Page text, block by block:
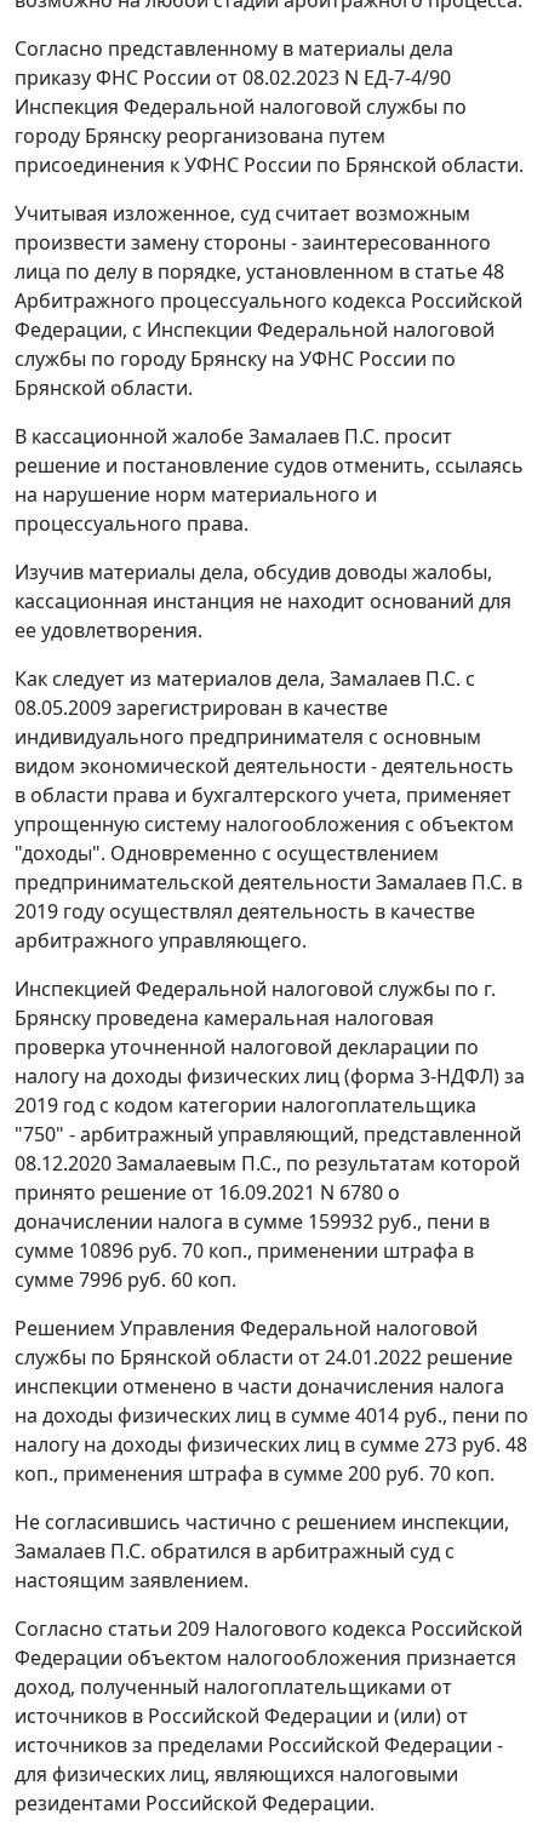
Согласно представленному в материалы дела
приказу ФНС России от 08.02.2023 N ЕД-7-4/90
Инспекция Федеральной налоговой службы по
городу Брянску реорганизована путем
присоединения к УФНС России по Брянской области.
Учитывая изложенное, суд считает возможным
произвести замену стороны - заинтересованного
лица по делу в порядке, установленном в статье 48
Арбитражного процессуального кодекса Российской
Федерации, с Инспекции Федеральной налоговой
службы по городу Брянску на УФНС России по
Брянской области.
В кассационной жалобе Замалаев П.С. просит
решение и постановление судов отменить, ссылаясь
на нарушение норм материального и
процессуального права.
Изучив материалы дела, обсудив доводы жалобы,
кассационная инстанция не находит оснований для
ее удовлетворения.
Как следует из материалов дела, Замалаев П.С. с
08.05.2009 зарегистрирован в качестве
индивидуального предпринимателя с основным
видом экономической деятельности - деятельность
в области права и бухгалтерского учета, применяет
упрощенную систему налогообложения с объектом
"доходы". Одновременно с осуществлением
предпринимательской деятельности Замалаев П.С. в
2019 году осуществлял деятельность в качестве
арбитражного управляющего.
Инспекцией Федеральной налоговой службы по г.
Брянску проведена камеральная налоговая
проверка уточненной налоговой декларации по
налогу на доходы физических лиц (форма 3-НДФЛ) за
2019 год с кодом категории налогоплательщика
"750" - арбитражный управляющий, представленной
08.12.2020 Замалаевым П.С., по результатам которой
принято решение от 16.09.2021 N 6780 о
доначислении налога в сумме 159932 руб., пени в
сумме 10896 руб. 70 коп., применении штрафа в
сумме 7996 руб. 60 коп.
Решением Управления Федеральной налоговой
службы по Брянской области от 24.01.2022 решение
инспекции отменено в части доначисления налога
на доходы физических лиц в сумме 4014 руб., пени по
налогу на доходы физических лиц в сумме 273 руб. 48
коп., применения штрафа в сумме 200 руб. 70 коп.
Не согласившись частично с решением инспекции,
Замалаев П.С. обратился в арбитражный суд с
настоящим заявлением.
Согласно статьи 209 Налогового кодекса Российской
Федерации объектом налогообложения признается
доход, полученный налогоплательщиками от
источников в Российской Федерации и (или) от
источников за пределами Российской Федерации -
для физических лиц, являющихся налоговыми
резидентами Российской Федерации.